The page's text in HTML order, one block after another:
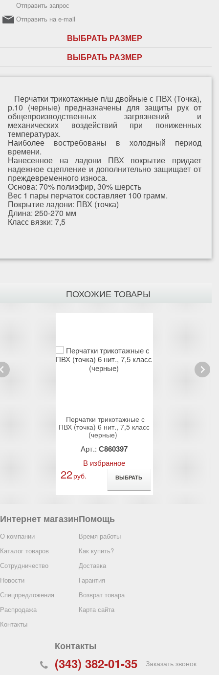
Отправить запрос
Отправить на e-mail
ВЫБРАТЬ РАЗМЕР
ВЫБРАТЬ РАЗМЕР
Перчатки трикотажные п/ш двойные с ПВХ (Точка),
р.10 (черные) предназначены для защиты рук от
общепроизводственных загрязнений и
механических воздействий при пониженных
температурах.
Наиболее востребованы в холодный период
времени.
Нанесенное на ладони ПВХ покрытие придает
надежное сцепление и дополнительно защищает от
преждевременного износа.
Основа: 70% полиэфир, 30% шерсть
Вес 1 пары перчаток составляет 100 грамм.
Покрытие ладони: ПВХ (точка)
Длина: 250-270 мм
Класс вязки: 7,5
ПОХОЖИЕ ТОВАРЫ
Перчатки трикотажные с
ПВХ (точка) 6 нит., 7,5 класс
(черные)
Арт.: С860397
В избранное
22руб. ВЫБРАТЬ
7,5 класс
Интернет магазин
О компании
Каталог товаров
Сотрудничество
Новости
Спецпредложения
Распродажа
Контакты
Помощь
Время работы
Как купить?
Доставка
Гарантия
Возврат товара
Карта сайта
Контакты
(343) 382-01-35 Заказать звонок